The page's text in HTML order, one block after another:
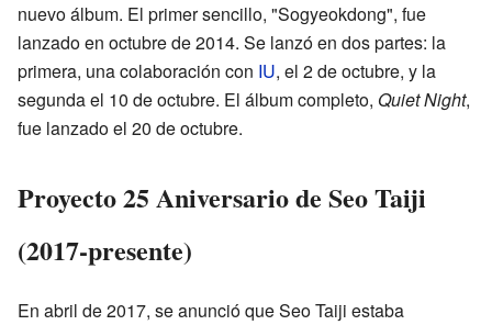
nuevo álbum. El primer sencillo, "Sogyeokdong", fue
lanzado en octubre de 2014. Se lanzó en dos partes: la
primera, una colaboración con IU, el 2 de octubre, y la
segunda el 10 de octubre. El álbum completo, Quiet Night,
fue lanzado el 20 de octubre.
Proyecto 25 Aniversario de Seo Taiji
(2017-presente)
En abril de 2017, se anunció que Seo Taiji estaba